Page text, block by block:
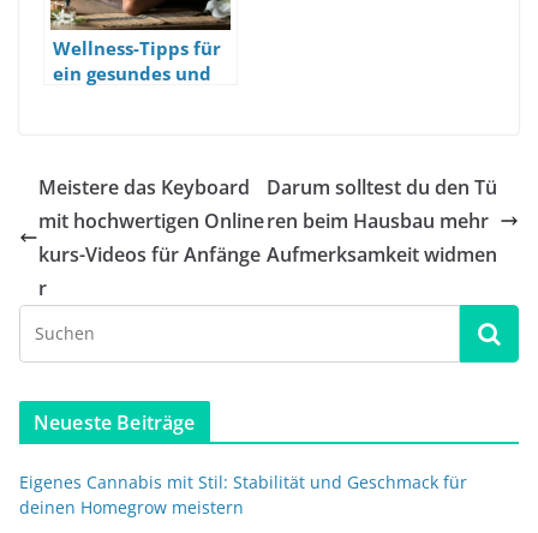
Wellness-Tipps für
ein gesundes und
Meistere das Keyboard
mit hochwertigen Online
kurs-Videos für Anfänge
r
Darum solltest du den Tü
ren beim Hausbau mehr
Aufmerksamkeit widmen
Neueste Beiträge
Eigenes Cannabis mit Stil: Stabilität und Geschmack für
deinen Homegrow meistern